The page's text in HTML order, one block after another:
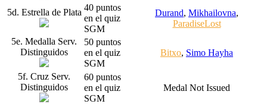
5d. Estrella de Plata 40 puntos
en el quiz
SGM
Durand, Mikhailovna,
ParadiseLost
5e. Medalla Serv.
Distinguidos
50 puntos
en el quiz
SGM
Bitxo, Simo Hayha
5f. Cruz Serv.
Distinguidos
60 puntos
en el quiz
SGM
Medal Not Issued